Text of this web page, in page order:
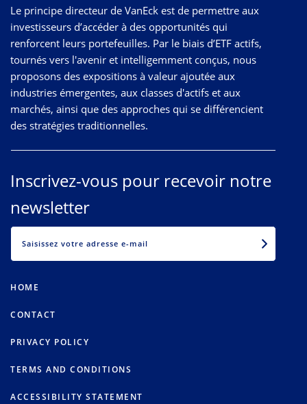
Le principe directeur de VanEck est de permettre aux
investisseurs d’accéder à des opportunités qui
renforcent leurs portefeuilles. Par le biais d’ETF actifs,
tournés vers l'avenir et intelligemment conçus, nous
proposons des expositions à valeur ajoutée aux
industries émergentes, aux classes d'actifs et aux
marchés, ainsi que des approches qui se différencient
des stratégies traditionnelles.
Inscrivez-vous pour recevoir notre
newsletter
HOME
CONTACT
PRIVACY POLICY
TERMS AND CONDITIONS
ACCESSIBILITY STATEMENT